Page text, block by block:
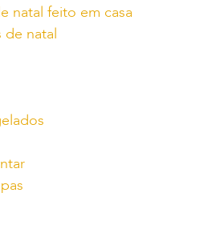
natal feito em casa
de natal